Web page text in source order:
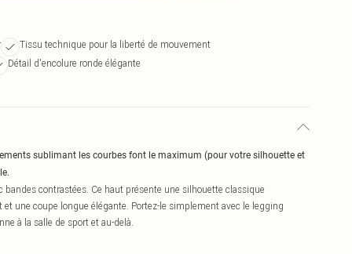
Tissu technique pour la liberté de mouvement
Détail d'encolure ronde élégante
sublimant les courbes font le maximum (pour votre silhouette et
contrastées. Ce haut présente une silhouette classique
une coupe longue élégante. Portez-le simplement avec le legging
à la salle de sport et au-delà.